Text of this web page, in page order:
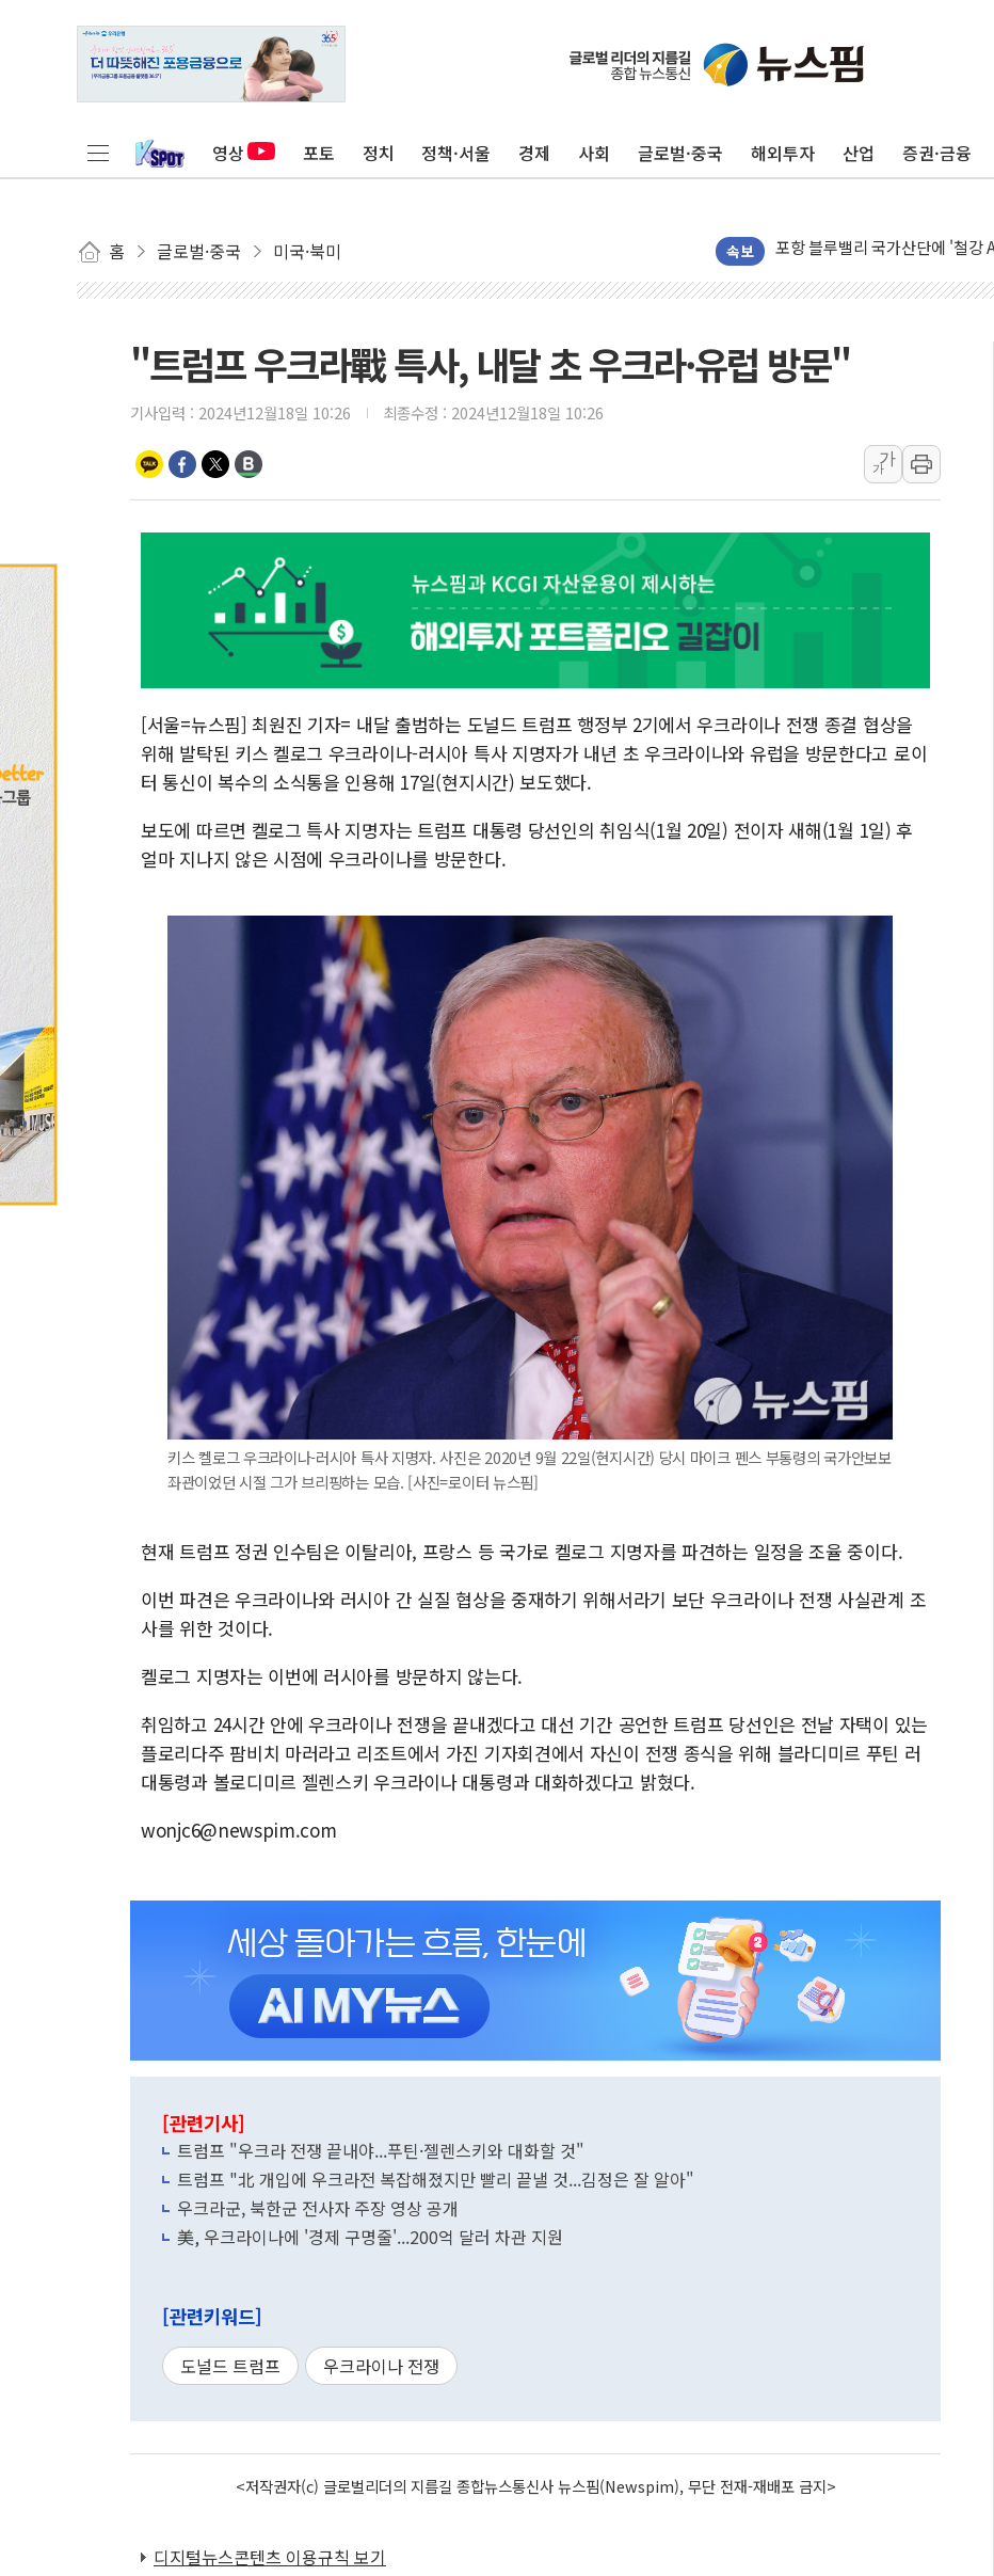
영상 포토 정치 정책·서울 경제 사회 글로벌·중국 해외투자 산업 증권·금융
홈 글로벌·중국 미국·북미 속보
평택 진위면 공장서 질식사고
상주 낙동강 선착장 하류서 50대
[종합] 김민석, 정청래에 누적
인천서 말다툼 중 어머니 살해
김민석, 강원·대구·경북 경선서
[속보] 민주, 경북 경선 결과 발
[속보] 민주, 대구 경선 결과 발
[속보] 민주, 강원 경선 결과 발표
정재헌 CEO, SKT 장기고객 400
최태원, 노소영에 9440억 지급
하나금융, 명동 소상공인에 '행복
병무청, 보충역 전면 손질… 예
홈플러스發 대형마트 판매, 역
윤준병·이해민 의원, '정부 특사'
'호우·산사태 주의보' 울진 시간
여야, 황희 '버스 하우스' 공방
"트럼프 우크라戰 특사, 내달 초 우크라·유럽 방문"
기사입력 : 2024년12월18일 10:26 최종수정 : 2024년12월18일 10:26
가
가
[서울=뉴스핌] 최원진 기자= 내달 출범하는 도널드 트럼프 행정부 2기에서 우크라이나 전쟁 종결 협상을
위해 발탁된 키스 켈로그 우크라이나-러시아 특사 지명자가 내년 초 우크라이나와 유럽을 방문한다고 로이
터 통신이 복수의 소식통을 인용해 17일(현지시간) 보도했다.
보도에 따르면 켈로그 특사 지명자는 트럼프 대통령 당선인의 취임식(1월 20일) 전이자 새해(1월 1일) 후
얼마 지나지 않은 시점에 우크라이나를 방문한다.
키스 켈로그 우크라이나-러시아 특사 지명자. 사진은 2020년 9월 22일(현지시간) 당시 마이크 펜스 부통령의 국가안보보
좌관이었던 시절 그가 브리핑하는 모습. [사진=로이터 뉴스핌]
현재 트럼프 정권 인수팀은 이탈리아, 프랑스 등 국가로 켈로그 지명자를 파견하는 일정을 조율 중이다.
이번 파견은 우크라이나와 러시아 간 실질 협상을 중재하기 위해서라기 보단 우크라이나 전쟁 사실관계 조
사를 위한 것이다.
켈로그 지명자는 이번에 러시아를 방문하지 않는다.
취임하고 24시간 안에 우크라이나 전쟁을 끝내겠다고 대선 기간 공언한 트럼프 당선인은 전날 자택이 있는
플로리다주 팜비치 마러라고 리조트에서 가진 기자회견에서 자신이 전쟁 종식을 위해 블라디미르 푸틴 러
대통령과 볼로디미르 젤렌스키 우크라이나 대통령과 대화하겠다고 밝혔다.
wonjc6@newspim.com
[관련기사]
트럼프 "우크라 전쟁 끝내야...푸틴·젤렌스키와 대화할 것"
트럼프 "北 개입에 우크라전 복잡해졌지만 빨리 끝낼 것...김정은 잘 알아"
우크라군, 북한군 전사자 주장 영상 공개
美, 우크라이나에 '경제 구명줄'...200억 달러 차관 지원
[관련키워드]
도널드 트럼프 우크라이나 전쟁
<저작권자(c) 글로벌리더의 지름길 종합뉴스통신사 뉴스핌(Newspim), 무단 전재-재배포 금지>
디지털뉴스콘텐츠 이용규칙 보기